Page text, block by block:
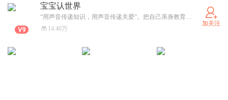
宝宝认世界
“用声音传递知识，用声音传递关爱”。把自己亲身教育儿女的经验和积累分享给大家，让我们和孩子们共成长。“宝宝认世界”主要面向0-12岁宝宝，精选优质儿童故事，由专业播音真情讲解。精选海量故事包括经典故事（包括丑小鸭、龟兔赛跑、狼和小羊、猴子捞月亮、小蝌蚪找妈妈、小猫钓鱼等）；成语故事（包括坐井观天、班门弄斧、南辕北辙等），精选唐诗宋词、而且还专门针对小学生们增加了新版小学语文课文，故事内容伴随宝宝成长随时动态更新。
14.40万
加关注